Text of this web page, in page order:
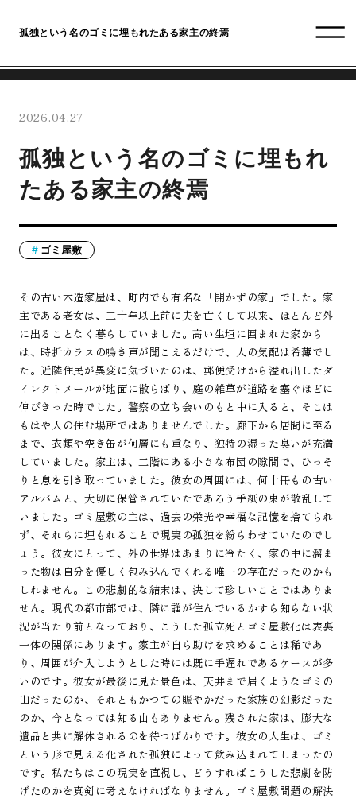
孤独という名のゴミに埋もれたある家主の終焉
2026.04.27
孤独という名のゴミに埋もれ
たある家主の終焉
ゴミ屋敷
その古い木造家屋は、町内でも有名な「開かずの家」でした。家
主である老女は、二十年以上前に夫を亡くして以来、ほとんど外
に出ることなく暮らしていました。高い生垣に囲まれた家から
は、時折カラスの鳴き声が聞こえるだけで、人の気配は希薄でし
た。近隣住民が異変に気づいたのは、郵便受けから溢れ出したダ
イレクトメールが地面に散らばり、庭の雑草が道路を塞ぐほどに
伸びきった時でした。警察の立ち会いのもと中に入ると、そこは
もはや人の住む場所ではありませんでした。廊下から居間に至る
まで、衣類や空き缶が何層にも重なり、独特の湿った臭いが充満
していました。家主は、二階にある小さな布団の隙間で、ひっそ
りと息を引き取っていました。彼女の周囲には、何十冊もの古い
アルバムと、大切に保管されていたであろう手紙の束が散乱して
いました。ゴミ屋敷の主は、過去の栄光や幸福な記憶を捨てられ
ず、それらに埋もれることで現実の孤独を紛らわせていたのでし
ょう。彼女にとって、外の世界はあまりに冷たく、家の中に溜ま
った物は自分を優しく包み込んでくれる唯一の存在だったのかも
しれません。この悲劇的な結末は、決して珍しいことではありま
せん。現代の都市部では、隣に誰が住んでいるかすら知らない状
況が当たり前となっており、こうした孤立死とゴミ屋敷化は表裏
一体の関係にあります。家主が自ら助けを求めることは稀であ
り、周囲が介入しようとした時には既に手遅れであるケースが多
いのです。彼女が最後に見た景色は、天井まで届くようなゴミの
山だったのか、それともかつての賑やかだった家族の幻影だった
のか、今となっては知る由もありません。残された家は、膨大な
遺品と共に解体されるのを待つばかりです。彼女の人生は、ゴミ
という形で見える化された孤独によって飲み込まれてしまったの
です。私たちはこの現実を直視し、どうすればこうした悲劇を防
げたのかを真剣に考えなければなりません。ゴミ屋敷問題の解決